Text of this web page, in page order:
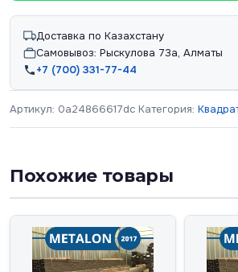
Доставка по Казахстану
Самовывоз: Рыскулова 73а, Алматы
+7 (700) 331-77-44
Артикул: 0a24866617dc Категория:
Похожие товары